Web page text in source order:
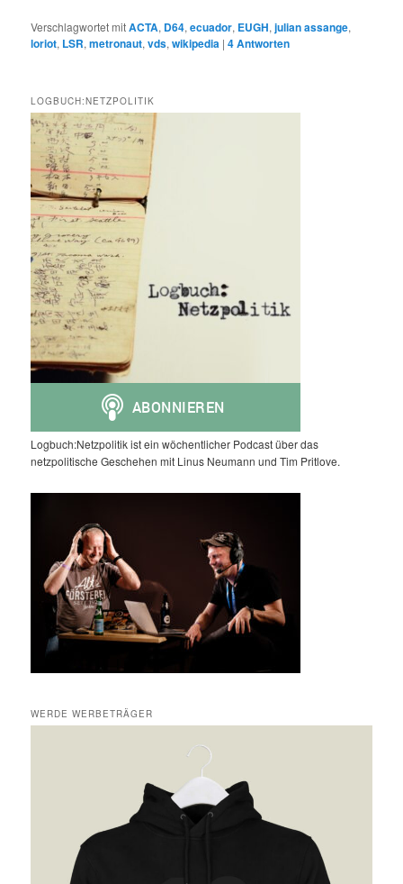
Verschlagwortet mitACTA, D64,ecuador, EUGH,julian assange,
loriot, LSR,metronaut,vds,wikipedia |4Antworten
LOGBUCH:NETZPOLITIK
Logbuch:Netzpolitik ist ein wöchentlicher Podcast über das
netzpolitische Geschehen mit Linus Neumann und Tim Pritlove.
WERDE WERBETRÄGER